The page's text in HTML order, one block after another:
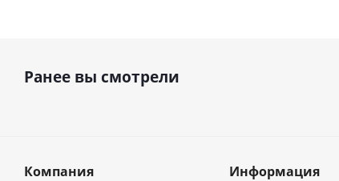
Ранее вы смотрели
Компания Информация